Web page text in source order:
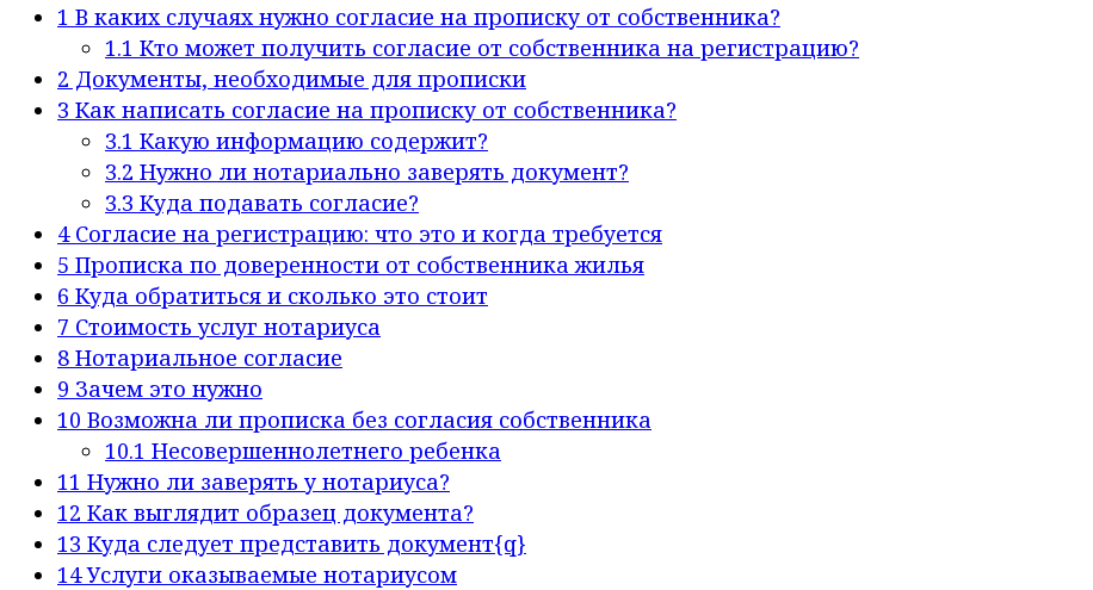
1 В каких случаях нужно согласие на прописку от собственника?
1.1 Кто может получить согласие от собственника на регистрацию?
2 Документы, необходимые для прописки
3 Как написать согласие на прописку от собственника?
3.1 Какую информацию содержит?
3.2 Нужно ли нотариально заверять документ?
3.3 Куда подавать согласие?
4Согласие на регистрацию: что это и когда требуется
5 Прописка по доверенности от собственника жилья
6 Куда обратиться и сколько это стоит
7 Стоимость услуг нотариуса
8 Нотариальное согласие
9 Зачем это нужно
10 Возможна ли прописка без согласия собственника
10.1 Несовершеннолетнего ребенка
11 Нужно ли заверять у нотариуса?
12 Как выглядит образец документа?
13 Куда следует представить документ{q}
14Услуги оказываемые нотариусом